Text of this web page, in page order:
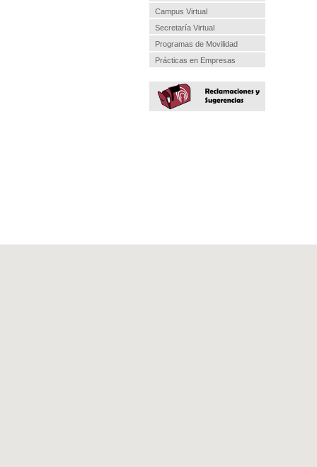
Campus Virtual
Secretaría Virtual
Programas de Movilidad
Prácticas en Empresas